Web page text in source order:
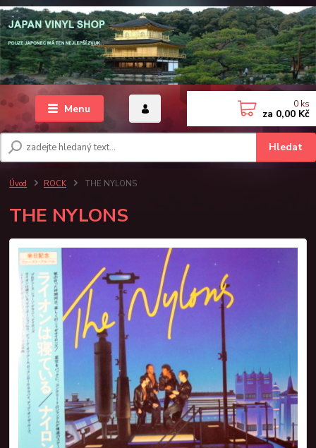
Menu
Hledat
0 ks
za 0,00 Kč
Úvod ROCK THE NYLONS
THE NYLONS